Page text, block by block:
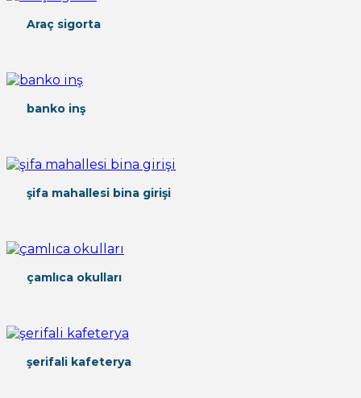
Araç sigorta
banko inş
şifa mahallesi bina girişi
çamlıca okulları
şerifali kafeterya